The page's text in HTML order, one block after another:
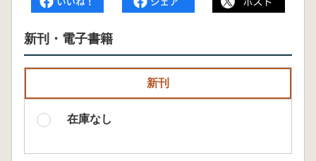
新刊・電子書籍
新刊
在庫なし